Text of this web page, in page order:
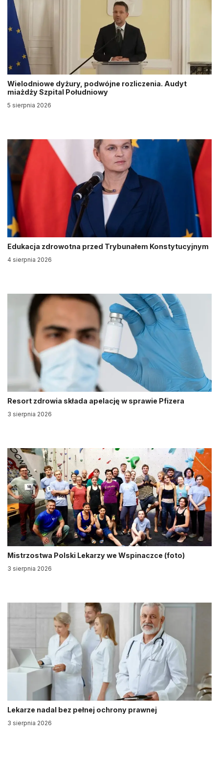
Wielodniowe dyżury, podwójne rozliczenia. Audyt
miażdży Szpital Południowy
5 sierpnia 2026
Edukacja zdrowotna przed Trybunałem Konstytucyjnym
4 sierpnia 2026
Resort zdrowia składa apelację w sprawie Pfizera
3 sierpnia 2026
Mistrzostwa Polski Lekarzy we Wspinaczce (foto)
3 sierpnia 2026
Lekarze nadal bez pełnej ochrony prawnej
3 sierpnia 2026